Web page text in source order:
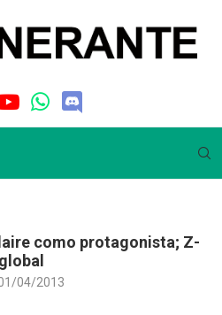
como protagonista; Z-
04/2013